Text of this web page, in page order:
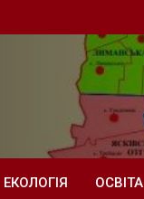
ЕКОЛОГІЯ ОСВІТА